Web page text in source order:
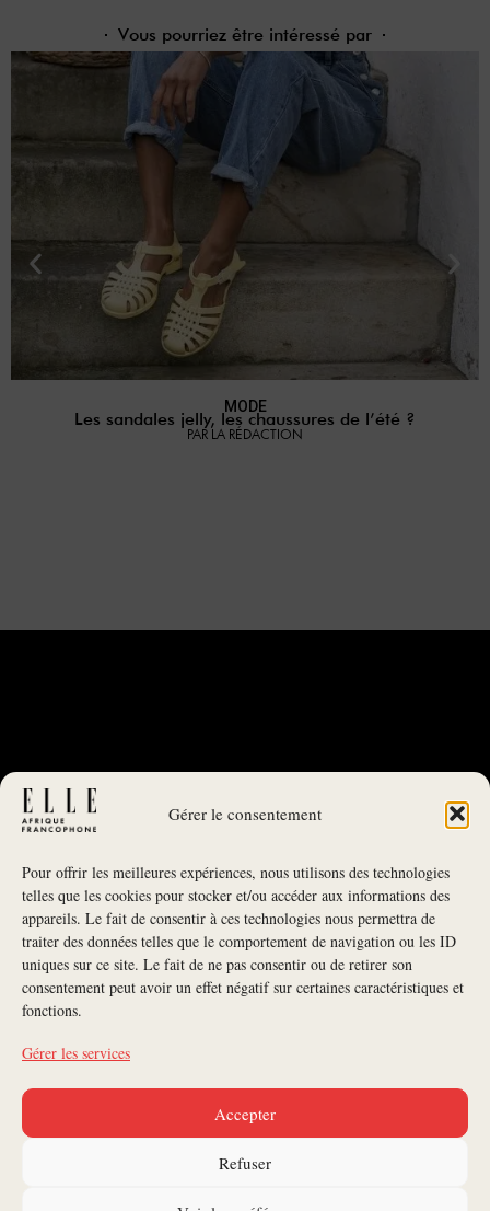
Gérer le consentement
Pour offrir les meilleures expériences, nous utilisons des technologies
telles que les cookies pour stocker et/ou accéder aux informations des
appareils. Le fait de consentir à ces technologies nous permettra de
traiter des données telles que le comportement de navigation ou les ID
uniques sur ce site. Le fait de ne pas consentir ou de retirer son
consentement peut avoir un effet négatif sur certaines caractéristiques et
fonctions.
Gérer les services
Accepter
Refuser
Vous pourriez être intéressé par
MODE
Les sandales jelly, les chaussures de l’été ?
PAR LA RÉDACTION
NEWSLETTER